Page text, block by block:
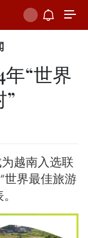
“世界
越南入选联
世界最佳旅游